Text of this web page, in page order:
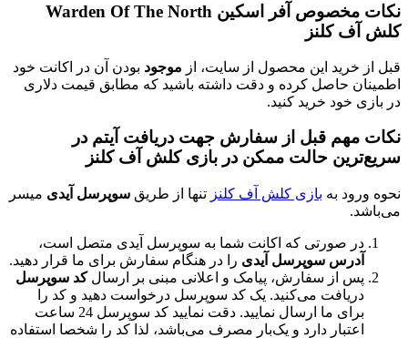
نکات مخصوص آفر اسکین Warden Of The North
کلنز
این محصول از سایت، ازموجود بودن آن در اکانت خود
حاصل کرده و دقت داشته باشید که مطابق قیمت دلاری
خرید کنید.
قبل از سفارش جهت دریافت آیتم در
حالت ممکن در بازی کلش آف کلنز
بهبازی کلش آف کلنز تنها از طریقسوپرسل آیدی میسر
صورتی که اکانت شما به سوپرسل آیدی متصل است،
سوپرسل آیدی را در هنگام سفارش برای ما قرار دهید.
از سفارش، پیامک و اعلانی مبنی بر ارسالکد سوپرسل
می‌کنید. یک کد سوپرسل درخواست دهید و کد را
برای ما ارسال نمایید. دقت نمایید کد سوپرسل 24 ساعت
دارد و یک‌بار مصرف می‌باشد، لذا کد را شخصا استفاده